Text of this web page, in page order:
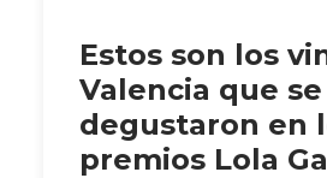
Estos son los
Valencia que se
degustaron en
premios Lola